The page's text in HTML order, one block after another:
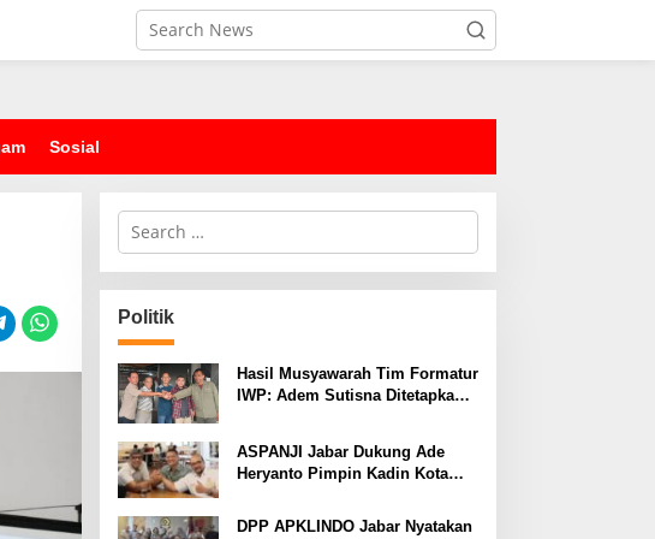
Sosial
S
r
c
h
f
o
r
:
Politik
Hasil Musyawarah Tim Formatur
IWP: Adem Sutisna Ditetapkan
ASPANJI Jabar Dukung Ade
Heryanto Pimpin Kadin Kota
DPP APKLINDO Jabar Nyatakan